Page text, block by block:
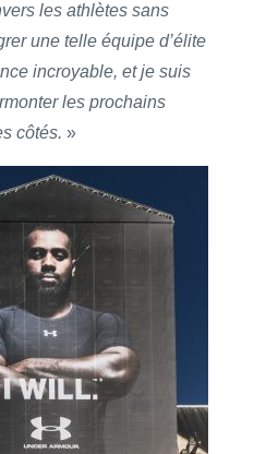
les athlètes sans
une telle équipe d’élite
incroyable, et je suis
les prochains
côtés. »